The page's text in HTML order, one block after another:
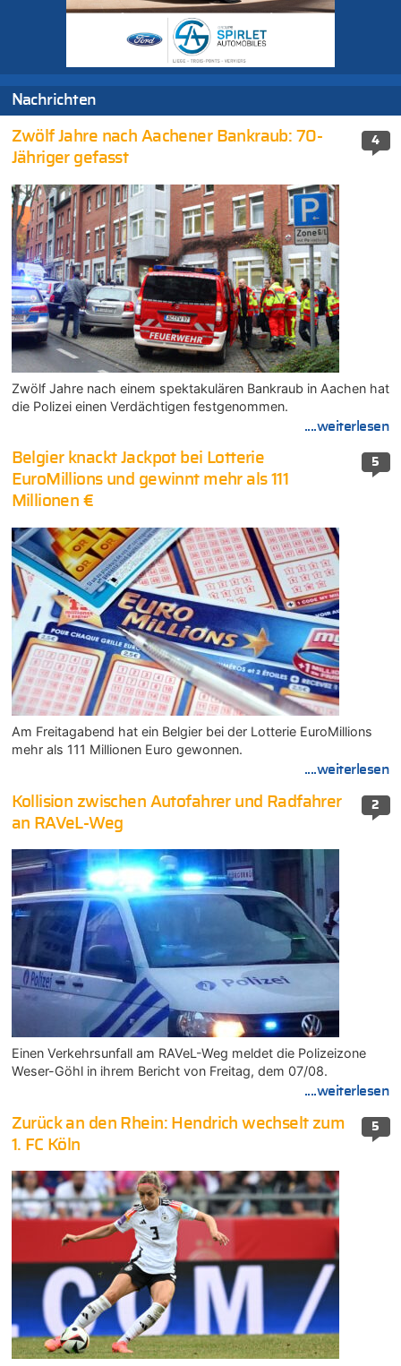
Nachrichten
4
Zwölf Jahre nach Aachener Bankraub: 70-
Jähriger gefasst
Zwölf Jahre nach einem spektakulären Bankraub in Aachen hat
die Polizei einen Verdächtigen festgenommen.
....weiterlesen
5
Belgier knackt Jackpot bei Lotterie
EuroMillions und gewinnt mehr als 111
Millionen €
Am Freitagabend hat ein Belgier bei der Lotterie EuroMillions
mehr als 111 Millionen Euro gewonnen.
....weiterlesen
2
Kollision zwischen Autofahrer und Radfahrer
an RAVeL-Weg
Einen Verkehrsunfall am RAVeL-Weg meldet die Polizeizone
Weser-Göhl in ihrem Bericht von Freitag, dem 07/08.
....weiterlesen
5
Zurück an den Rhein: Hendrich wechselt zum
1. FC Köln